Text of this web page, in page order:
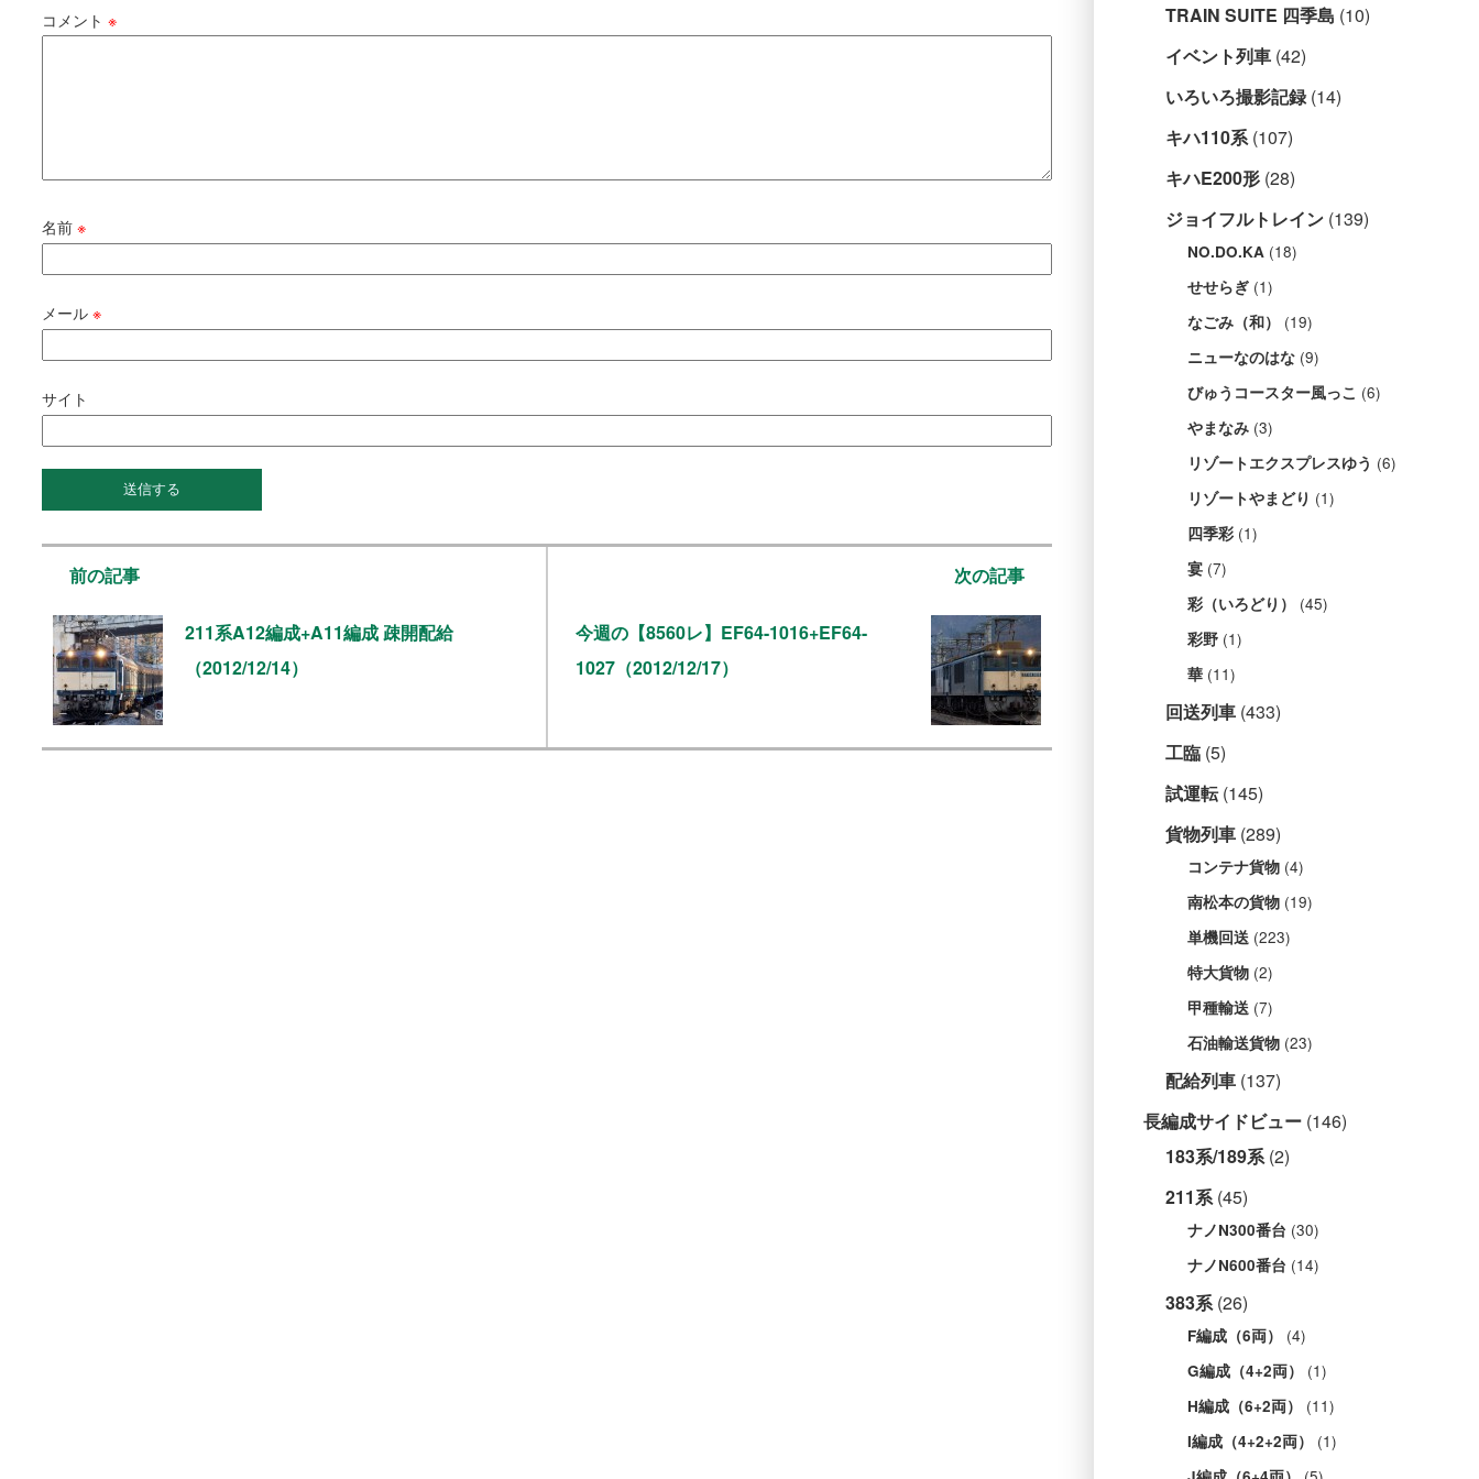
コメント ※
名前※
メール※
サイト
前の記事
211系A12編成+A11編成 疎開配給
（2012/12/14）
次の記事
今週の【8560レ】EF64-1016+EF64-
1027（2012/12/17）
TRAIN SUITE 四季島 (10)
イベント列車 (42)
いろいろ撮影記録(14)
キハ110系(107)
キハE200形 (28)
ジョイフルトレイン (139)
NO.DO.KA (18)
せせらぎ (1)
なごみ（和） (19)
ニューなのはな (9)
びゅうコースター風っこ (6)
やまなみ (3)
リゾートエクスプレスゆう (6)
リゾートやまどり (1)
四季彩 (1)
宴 (7)
彩（いろどり） (45)
彩野 (1)
華 (11)
回送列車 (433)
工臨 (5)
試運転(145)
貨物列車 (289)
コンテナ貨物 (4)
南松本の貨物 (19)
単機回送 (223)
特大貨物 (2)
甲種輸送 (7)
石油輸送貨物 (23)
配給列車 (137)
長編成サイドビュー (146)
183系/189系(2)
211系(45)
ナノN300番台 (30)
ナノN600番台 (14)
383系(26)
F編成（6両） (4)
G編成（4+2両） (1)
H編成（6+2両） (11)
I編成（4+2+2両） (1)